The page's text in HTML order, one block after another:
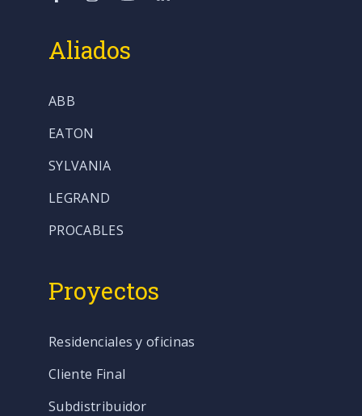
Aliados
ABB
EATON
SYLVANIA
LEGRAND
PROCABLES
Proyectos
Residenciales y oficinas
Cliente Final
Subdistribuidor